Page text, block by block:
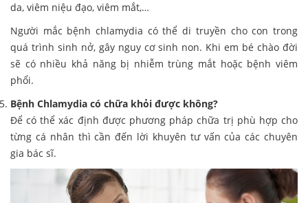
da, viêm niệu đạo, viêm mắt,…
Người mắc bệnh chlamydia có thể di truyền cho con trong
quá trình sinh nở, gây nguy cơ sinh non. Khi em bé chào đời
sẽ có nhiều khả năng bị nhiễm trùng mắt hoặc bệnh viêm
phổi.
Bệnh Chlamydia có chữa khỏi được không?
Để có thể xác định được phương pháp chữa trị phù hợp cho
từng cá nhân thì cần đến lời khuyên tư vấn của các chuyên
gia bác sĩ.